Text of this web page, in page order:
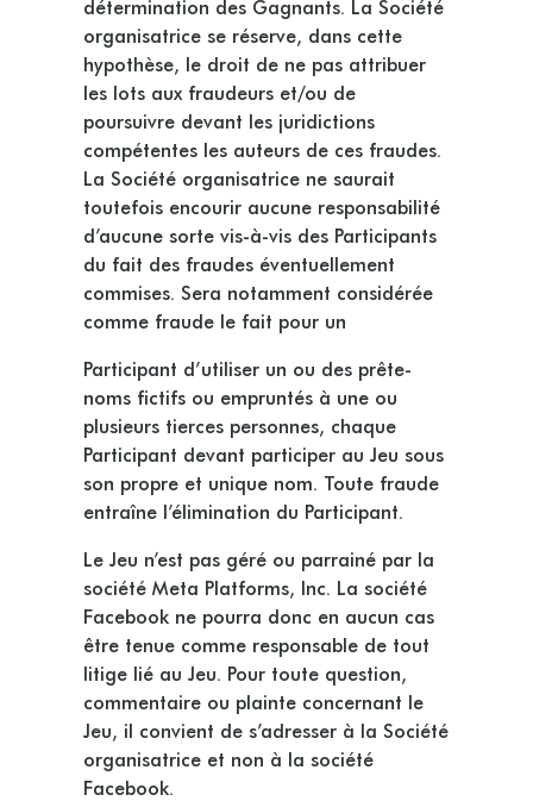
détermination des Gagnants. La Société
organisatrice se réserve, dans cette
hypothèse, le droit de ne pas attribuer
les lots aux fraudeurs et/ou de
poursuivre devant les juridictions
compétentes les auteurs de ces fraudes.
La Société organisatrice ne saurait
toutefois encourir aucune responsabilité
d’aucune sorte vis-à-vis des Participants
du fait des fraudes éventuellement
commises. Sera notamment considérée
comme fraude le fait pour un
Participant d’utiliser un ou des prête-
noms fictifs ou empruntés à une ou
plusieurs tierces personnes, chaque
Participant devant participer au Jeu sous
son propre et unique nom. Toute fraude
entraîne l’élimination du Participant.
Le Jeu n’est pas géré ou parrainé par la
société Meta Platforms, Inc. La société
Facebook ne pourra donc en aucun cas
être tenue comme responsable de tout
litige lié au Jeu. Pour toute question,
commentaire ou plainte concernant le
Jeu, il convient de s’adresser à la Société
organisatrice et non à la société
Facebook.